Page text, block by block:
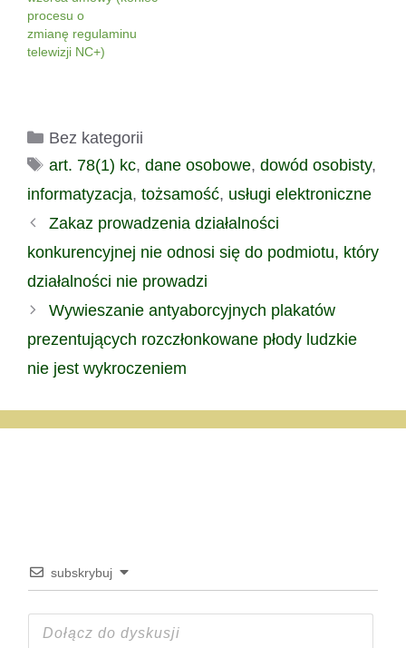
procesu o
zmianę regulaminu
telewizji NC+)
Kategorie
Bez kategorii
Tagi
art. 78(1) kc, dane osobowe, dowód osobisty,
informatyzacja, tożsamość, usługi elektroniczne
Zakaz prowadzenia działalności
konkurencyjnej nie odnosi się do podmiotu, który
działalności nie prowadzi
Wywieszanie antyaborcyjnych plakatów
prezentujących rozczłonkowane płody ludzkie
nie jest wykroczeniem
subskrybuj